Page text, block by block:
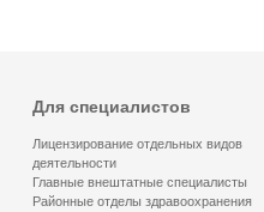
Для специалистов
Лицензирование отдельных видов
деятельности
Главные внештатные специалисты
Районные отделы здравоохранения